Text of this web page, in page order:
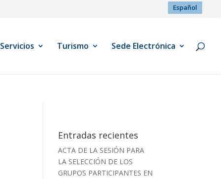
Español
Servicios Turismo Sede Electrónica
Entradas recientes
ACTA DE LA SESIÓN PARA
LA SELECCIÓN DE LOS
GRUPOS PARTICIPANTES EN